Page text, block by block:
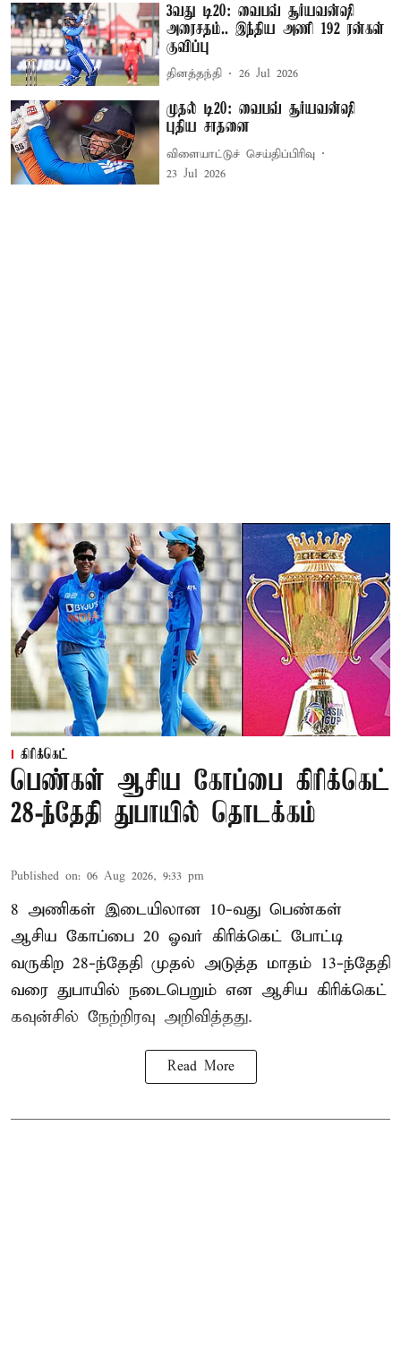
3வது டி20: வைபவ் சூர்யவன்ஷி
அரைசதம்.. இந்திய அணி 192 ரன்கள்
குவிப்பு
தினத்தந்தி 26 Jul 2026
முதல் டி20: வைபவ் சூர்யவன்ஷி
புதிய சாதனை
விளையாட்டுச் செய்திப்பிரிவு
23 Jul 2026
கிரிக்கெட்
பெண்கள் ஆசிய கோப்பை கிரிக்கெட்
28-ந்தேதி துபாயில் தொடக்கம்
Published on: 06 Aug 2026, 9:33 pm
8 அணிகள் இடையிலான 10-வது பெண்கள்
ஆசிய கோப்பை 20 ஓவர் கிரிக்கெட் போட்டி
வருகிற 28-ந்தேதி முதல் அடுத்த மாதம் 13-ந்தேதி
வரை துபாயில் நடைபெறும் என ஆசிய கிரிக்கெட்
கவுன்சில் நேற்றிரவு அறிவித்தது.
Read More